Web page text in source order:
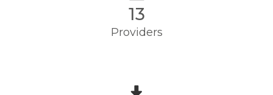
13
Providers